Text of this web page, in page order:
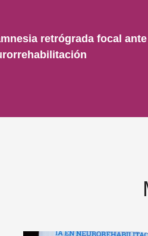
retrógrada focal